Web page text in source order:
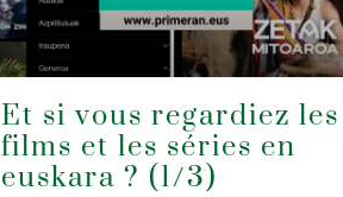
Et si vous regardiez les
films et les séries en
euskara ? (1/3)